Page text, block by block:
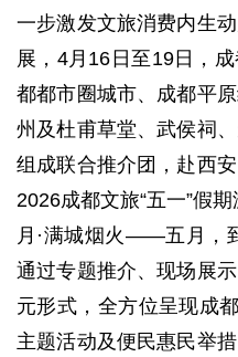
一步激发文旅消费内生
展，4月16日至19日，
都都市圈城市、成都平
州及杜甫草堂、武侯祠
组成联合推介团，赴西
2026成都文旅“五一”假
月·满城烟火——五月，
通过专题推介、现场展
元形式，全方位呈现成
主题活动及便民惠民举